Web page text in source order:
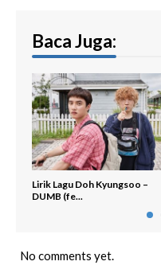
Baca Juga:
Lirik Lagu Doh Kyungsoo –
DUMB (fe...
No comments yet.